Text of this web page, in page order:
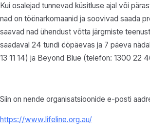
Kui osalejad tunnevad küsitluse ajal või
nad on töönarkomaanid ja soovivad saada
saavad nad ühendust võtta järgmiste
saadaval 24 tundi ööpäevas ja 7 päeva
13 11 14) ja Beyond Blue (telefon: 1300 22
Siin on nende organisatsioonide e-posti
https://www.lifeline.org.au/